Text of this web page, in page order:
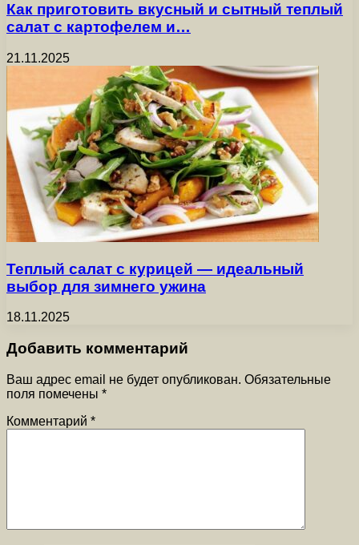
Как приготовить вкусный и сытный теплый
салат с картофелем и…
21.11.2025
Теплый салат с курицей — идеальный
выбор для зимнего ужина
18.11.2025
Добавить комментарий
Ваш адрес email не будет опубликован. Обязательные
поля помечены *
Комментарий *